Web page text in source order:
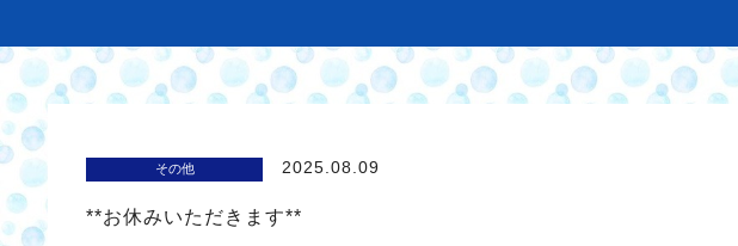
その他 2025.08.09
**お休みいただきます**